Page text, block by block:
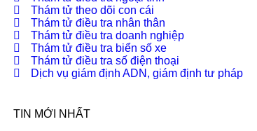
Thám tử theo dõi con cái
Thám tử điều tra nhân thân
Thám tử điều tra doanh nghiệp
Thám tử điều tra biển số xe
Thám tử điều tra số điện thoại
Dịch vụ giám định ADN, giám định tư pháp
TIN MỚI NHẤT